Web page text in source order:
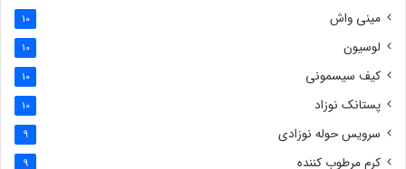
مینی واش 10
لوسیون 10
کیف سیسمونی 10
پستانک نوزاد 10
سرویس حوله نوزادی 9
کرم مرطوب کننده 9